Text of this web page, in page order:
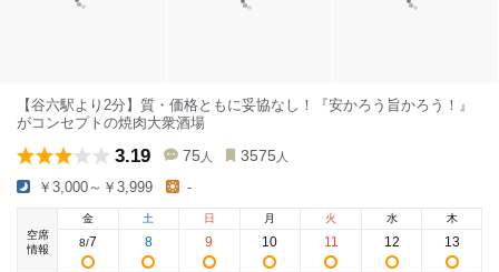
【谷六駅より2分】質・価格ともに妥協なし！『安かろう旨かろう！』
がコンセプトの焼肉大衆酒場
3.19 75 人 3575 人
￥3,000～￥3,999 -
空席
情報
金
8/7
土
8
日
9
月
10
火
11
水
12
木
13